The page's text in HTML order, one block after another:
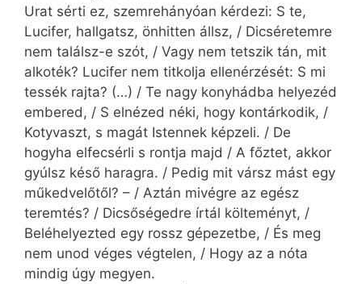
Urat sérti ez, szemrehányóan kérdezi: S te,
Lucifer, hallgatsz, önhitten állsz, / Dicséretemre
nem találsz-e szót, / Vagy nem tetszik tán, mit
alkoték? Lucifer nem titkolja ellenérzését: S mi
tessék rajta? (…) / Te nagy konyhádba helyezéd
embered, / S elnézed néki, hogy kontárkodik, /
Kotyvaszt, s magát Istennek képzeli. / De
hogyha elfecsérli s rontja majd / A főztet, akkor
gyúlsz késő haragra. / Pedig mit vársz mást egy
műkedvelőtől? – / Aztán mivégre az egész
teremtés? / Dicsőségedre írtál költeményt, /
Beléhelyezted egy rossz gépezetbe, / És meg
nem unod véges végtelen, / Hogy az a nóta
mindig úgy megyen.